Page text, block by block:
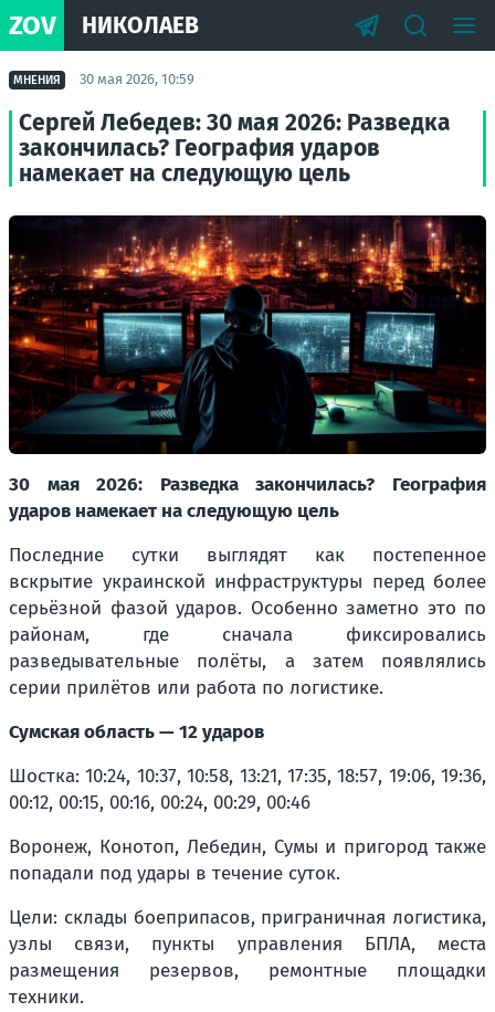
ZOV НИКОЛАЕВ
МНЕНИЯ 30 мая 2026, 10:59
Сергей Лебедев: 30 мая 2026: Разведка
закончилась? География ударов
намекает на следующую цель
30 мая 2026: Разведка закончилась? География
ударов намекает на следующую цель
Последние сутки выглядят как постепенное
вскрытие украинской инфраструктуры перед более
серьёзной фазой ударов. Особенно заметно это по
районам, где сначала фиксировались
разведывательные полёты, а затем появлялись
серии прилётов или работа по логистике.
Сумская область — 12 ударов
Шостка: 10:24, 10:37, 10:58, 13:21, 17:35, 18:57, 19:06, 19:36,
00:12, 00:15, 00:16, 00:24, 00:29, 00:46
Воронеж, Конотоп, Лебедин, Сумы и пригород также
попадали под удары в течение суток.
Цели: склады боеприпасов, приграничная логистика,
узлы связи, пункты управления БПЛА, места
размещения резервов, ремонтные площадки
техники.